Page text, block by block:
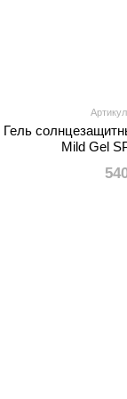
Гель
Mild Gel